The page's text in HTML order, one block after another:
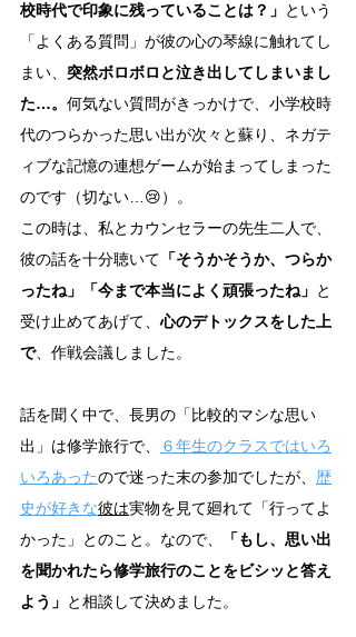
校時代で印象に残っていることは？」 という
「よくある質問」が彼の心の琴線に触れてし
まい、 突然ボロボロと泣き出してしまいまし
た…。 何気ない質問がきっかけで、小学校時
代のつらかった思い出が次々と蘇り、ネガテ
ィブな記憶の連想ゲームが始まってしまった
のです（切ない…😢）。
この時は、私とカウンセラーの先生二人で、
彼の話を十分聴いて 「そうかそうか、つらか
ったね」「今まで本当によく頑張ったね」 と
受け止めてあげて、 心のデトックスをした上
で、作戦会議しました。
話を聞く中で、長男の「比較的マシな思い
出」は修学旅行で、
６年生のクラスではいろ
いろあったので迷った末の参加でしたが、 歴
史が好きな彼は実物を見て廻れて「行ってよ
かった」とのこと。なので、
「もし、思い出
を聞かれたら修学旅行のことをビシッと答え
よう」 と相談して決めました。